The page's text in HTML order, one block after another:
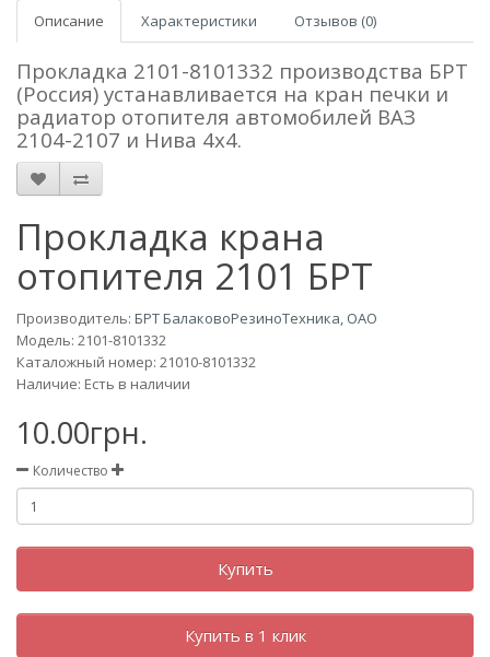
Описание Характеристики Отзывов (0)
Прокладка 2101-8101332 производства БРТ
(Россия) устанавливается на кран печки и
радиатор отопителя автомобилей ВАЗ
2104-2107 и Нива 4х4.
Прокладка крана
отопителя 2101 БРТ
Производитель: БРТ БалаковоРезиноТехника, ОАО
Модель: 2101-8101332
Каталожный номер: 21010-8101332
Наличие: Есть в наличии
10.00грн.
Количество
Купить
Купить в 1 клик